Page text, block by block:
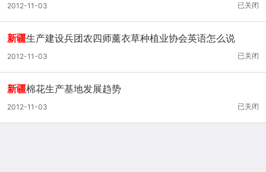
和设备生产企业。
已关闭
2012-11-03
新疆生产建设兵团农四师薰衣草种植业协会英语怎么说
已关闭
2012-11-03
新疆棉花生产基地发展趋势
已关闭
2012-11-03